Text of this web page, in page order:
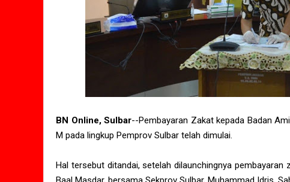
BN Online, Sulbar--Pembayaran Zakat kepada Badan
M pada lingkup Pemprov Sulbar telah dimulai.
Hal tersebut ditandai, setelah dilaunchingnya pembayaran